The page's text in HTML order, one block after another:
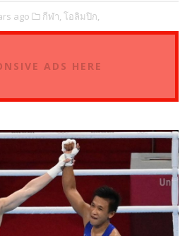
ago กีฬา, โอลิมปิก,
ADS HERE